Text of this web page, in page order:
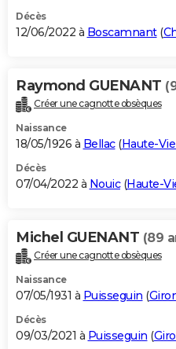
Décès
12/06/2022 à Boscamnant(
Raymond GUENANT
Créer une cagnotte obsèques
Naissance
18/05/1926 à Bellac(Haute-
Décès
07/04/2022 à Nouic(Haute-
Michel GUENANT (89
Créer une cagnotte obsèques
Naissance
07/05/1931 à Puisseguin (
Décès
09/03/2021 à Puisseguin (